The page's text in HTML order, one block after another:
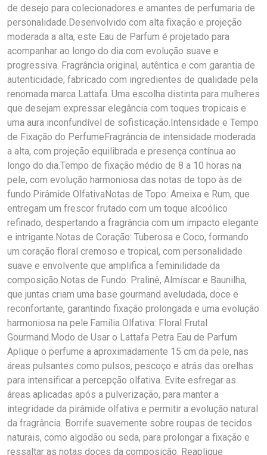
de desejo para colecionadores e amantes de perfumaria de
personalidade.Desenvolvido com alta fixação e projeção
moderada a alta, este Eau de Parfum é projetado para
acompanhar ao longo do dia com evolução suave e
progressiva. Fragrância original, autêntica e com garantia de
autenticidade, fabricado com ingredientes de qualidade pela
renomada marca Lattafa. Uma escolha distinta para mulheres
que desejam expressar elegância com toques tropicais e
uma aura inconfundível de sofisticação.Intensidade e Tempo
de Fixação do PerfumeFragrância de intensidade moderada
a alta, com projeção equilibrada e presença contínua ao
longo do dia.Tempo de fixação médio de 8 a 10 horas na
pele, com evolução harmoniosa das notas de topo às de
fundo.Pirâmide OlfativaNotas de Topo: Ameixa e Rum, que
entregam um frescor frutado com um toque alcoólico
refinado, despertando a fragrância com um impacto elegante
e intrigante.Notas de Coração: Tuberosa e Coco, formando
um coração floral cremoso e tropical, com personalidade
suave e envolvente que amplifica a feminilidade da
composição.Notas de Fundo: Pralinê, Almíscar e Baunilha,
que juntas criam uma base gourmand aveludada, doce e
reconfortante, garantindo fixação prolongada e uma evolução
harmoniosa na pele.Família Olfativa: Floral Frutal
Gourmand.Modo de Usar o Lattafa Petra Eau de Parfum
Aplique o perfume a aproximadamente 15 cm da pele, nas
áreas pulsantes como pulsos, pescoço e atrás das orelhas
para intensificar a percepção olfativa. Evite esfregar as
áreas aplicadas após a pulverização, para manter a
integridade da pirâmide olfativa e permitir a evolução natural
da fragrância. Borrife suavemente sobre roupas de tecidos
naturais, como algodão ou seda, para prolongar a fixação e
ressaltar as notas doces da composição. Reaplique